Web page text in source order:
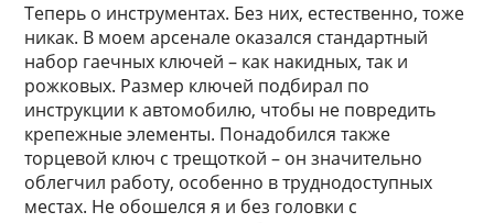
Теперь о инструментах. Без них, естественно, тоже
никак. В моем арсенале оказался стандартный
набор гаечных ключей – как накидных, так и
рожковых. Размер ключей подбирал по
инструкции к автомобилю, чтобы не повредить
крепежные элементы. Понадобился также
торцевой ключ с трещоткой – он значительно
облегчил работу, особенно в труднодоступных
местах. Не обошелся я и без головки с